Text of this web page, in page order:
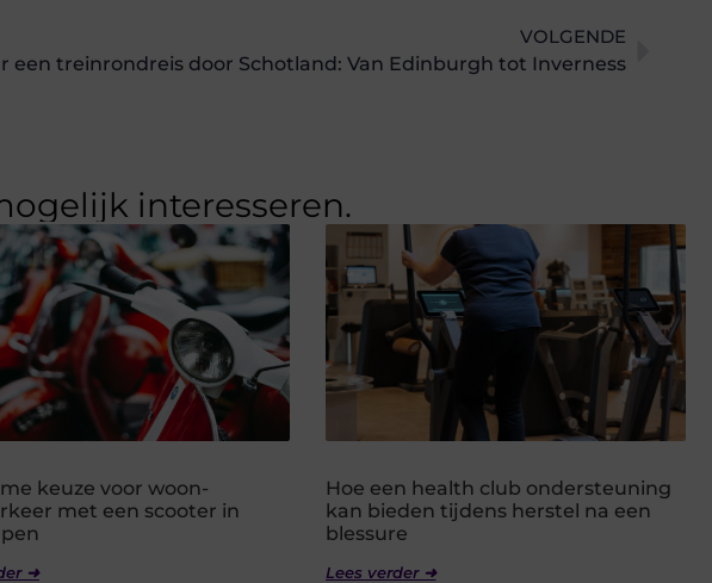
VOLGENDE
een treinrondreis door Schotland: Van Edinburgh tot Inverness
interesseren.
keuze voor woon-
met een scooter in
➜
Hoe een health club ondersteuning
kan bieden tijdens herstel na een
blessure
Lees verder ➜